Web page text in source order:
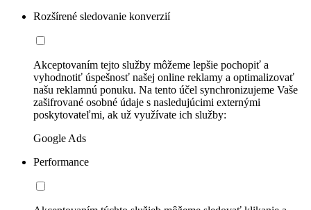
Rozšírené sledovanie konverzií
Akceptovaním tejto služby môžeme lepšie pochopiť a
vyhodnotiť úspešnosť našej online reklamy a optimalizovať
našu reklamnú ponuku. Na tento účel synchronizujeme Vaše
zašifrované osobné údaje s nasledujúcimi externými
poskytovateľmi, ak už využívate ich služby:
Google Ads
Performance